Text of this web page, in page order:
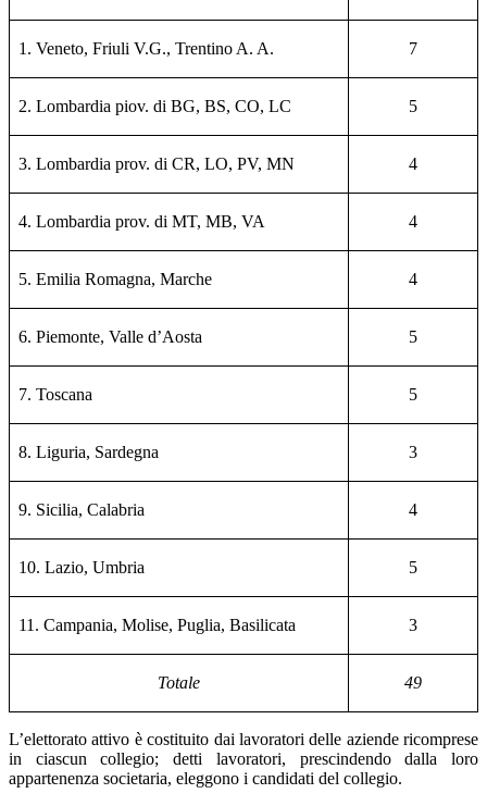
1. Veneto, Friuli V.G., Trentino A. A. 7
2. Lombardia piov. di BG, BS, CO, LC 5
3. Lombardia prov. di CR, LO, PV, MN 4
4. Lombardia prov. di MT, MB, VA 4
5. Emilia Romagna, Marche 4
6. Piemonte, Valle d’Aosta 5
7. Toscana 5
8. Liguria, Sardegna 3
9. Sicilia, Calabria 4
10. Lazio, Umbria 5
11. Campania, Molise, Puglia, Basilicata 3
Totale 49
L’elettorato attivo è costituito dai lavoratori delle aziende ricomprese
in ciascun collegio; detti lavoratori, prescindendo dalla loro
appartenenza societaria, eleggono i candidati del collegio.